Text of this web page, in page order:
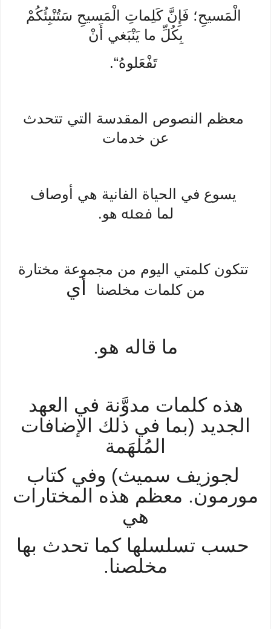
الْمَسيحِ؛ فَإِنَّ كَلِماتِ الْمَسيحِ سَتُنْبِئُكُمْ
بِكُلِّ ما يَنْبَغي أَنْ
تَفْعَلوهُ“.
معظم النصوص المقدسة التي تتحدث
عن خدمات
يسوع في الحياة الفانية هي أوصاف
لما فعله هو.
تتكون كلمتي اليوم من مجموعة مختارة
من كلمات مخلصنا
أي
ما قاله هو.
هذه كلمات مدوَّنة في العهد
الجديد (بما في ذلك الإضافات
المُلهَمة
لجوزيف سميث) وفي كتاب
مورمون. معظم هذه المختارات
هي
حسب تسلسلها كما تحدث بها
مخلصنا.